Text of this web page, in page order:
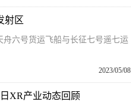
射区
六号货运飞船与长征七号遥七运
2023/05/08
XR产业动态回顾